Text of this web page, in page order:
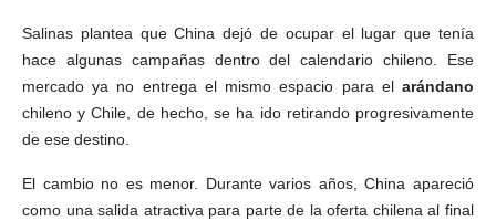
Salinas plantea que China dejó de ocupar el lugar que tenía
hace algunas campañas dentro del calendario chileno. Ese
mercado ya no entrega el mismo espacio para elarándano
chileno y Chile, de hecho, se ha ido retirando progresivamente
de ese destino.
El cambio no es menor. Durante varios años, China apareció
como una salida atractiva para parte de la oferta chilena al final